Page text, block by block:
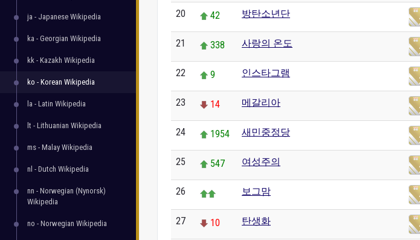
ja - Japanese Wikipedia
ka - Georgian Wikipedia
kk - Kazakh Wikipedia
ko - Korean Wikipedia
la - Latin Wikipedia
lt - Lithuanian Wikipedia
ms - Malay Wikipedia
nl - Dutch Wikipedia
nn - Norwegian (Nynorsk)
Wikipedia
no - Norwegian Wikipedia
20 42 방탄소년단
21 338 사랑의 온도
22 9 인스타그램
23 14 메갈리아
24 1954 새민중정당
25 547 여성주의
26 보그맘
27 10 탄생화